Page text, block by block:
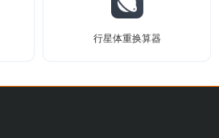
行星体重换算器